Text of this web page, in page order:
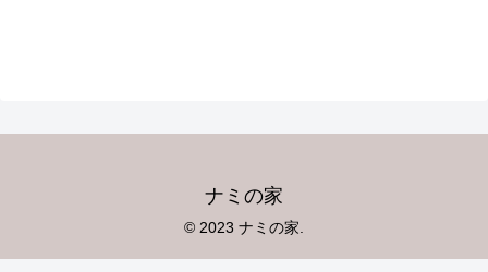
ナミの家
© 2023 ナミの家.